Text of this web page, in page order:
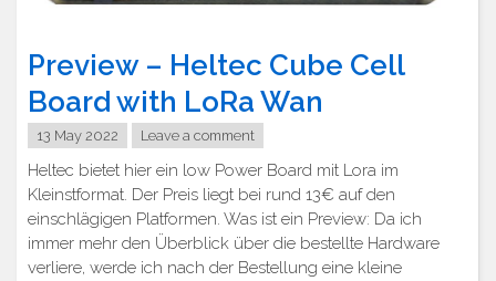
Preview – Heltec Cube Cell
Board with LoRa Wan
13 May 2022 Leave a comment
Heltec bietet hier ein low Power Board mit Lora im
Kleinstformat. Der Preis liegt bei rund 13€ auf den
einschlägigen Platformen. Was ist ein Preview: Da ich
immer mehr den Überblick über die bestellte Hardware
verliere, werde ich nach der Bestellung eine kleine